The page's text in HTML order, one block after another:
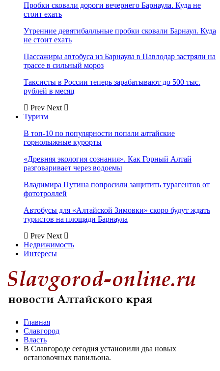
Пробки сковали дороги вечернего Барнаула. Куда не
стоит ехать
Утренние девятибалльные пробки сковали Барнаул. Куда
не стоит ехать
Пассажиры автобуса из Барнаула в Павлодар застряли на
трассе в сильный мороз
Таксисты в России теперь зарабатывают до 500 тыс.
рублей в месяц
Prev Next
Туризм
В топ-10 по популярности попали алтайские
горнолыжные курорты
«Древняя экология сознания». Как Горный Алтай
разговаривает через водоемы
Владимира Путина попросили защитить турагентов от
фототроллей
Автобусы для «Алтайской Зимовки» скоро будут ждать
туристов на площади Барнаула
Prev Next
Недвижимость
Интересы
Главная
Славгород
Власть
В Славгороде сегодня установили два новых
остановочных павильона.